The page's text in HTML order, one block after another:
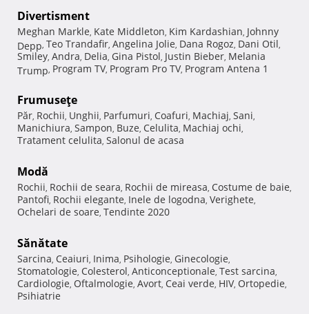
Divertisment
Meghan Markle, Kate Middleton, Kim Kardashian, Johnny
Depp, Teo Trandafir, Angelina Jolie, Dana Rogoz, Dani Otil,
Smiley, Andra, Delia, Gina Pistol, Justin Bieber, Melania
Trump, Program TV, Program Pro TV, Program Antena 1
Frumuseţe
Păr, Rochii, Unghii, Parfumuri, Coafuri, Machiaj, Sani,
Manichiura, Sampon, Buze, Celulita, Machiaj ochi,
Tratament celulita, Salonul de acasa
Modă
Rochii, Rochii de seara, Rochii de mireasa, Costume de baie,
Pantofi, Rochii elegante, Inele de logodna, Verighete,
Ochelari de soare, Tendinte 2020
Sănătate
Sarcina, Ceaiuri, Inima, Psihologie, Ginecologie,
Stomatologie, Colesterol, Anticonceptionale, Test sarcina,
Cardiologie, Oftalmologie, Avort, Ceai verde, HIV, Ortopedie,
Psihiatrie